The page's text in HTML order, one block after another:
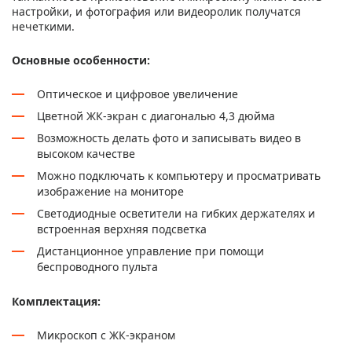
настройки, и фотография или видеоролик получатся
нечеткими.
Основные особенности:
Оптическое и цифровое увеличение
Цветной ЖК-экран с диагональю 4,3 дюйма
Возможность делать фото и записывать видео в
высоком качестве
Можно подключать к компьютеру и просматривать
изображение на мониторе
Светодиодные осветители на гибких держателях и
встроенная верхняя подсветка
Дистанционное управление при помощи
беспроводного пульта
Комплектация:
Микроскоп с ЖК-экраном